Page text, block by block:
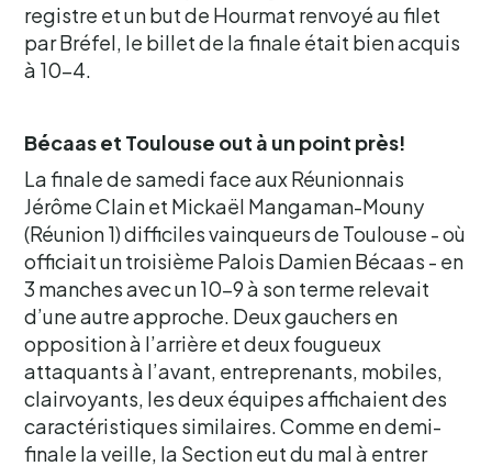
registre et un but de Hourmat renvoyé au filet
par Bréfel, le billet de la finale était bien acquis
à 10-4.
Bécaas et Toulouse out à un point près!
La finale de samedi face aux Réunionnais
Jérôme Clain et Mickaël Mangaman-Mouny
(Réunion 1) difficiles vainqueurs de Toulouse - où
officiait un troisième Palois Damien Bécaas - en
3 manches avec un 10-9 à son terme relevait
d’une autre approche. Deux gauchers en
opposition à l’arrière et deux fougueux
attaquants à l’avant, entreprenants, mobiles,
clairvoyants, les deux équipes affichaient des
caractéristiques similaires. Comme en demi-
finale la veille, la Section eut du mal à entrer